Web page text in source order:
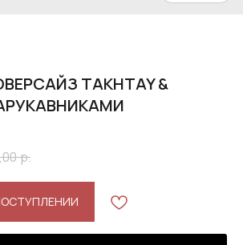
TAKHTAY &
р.